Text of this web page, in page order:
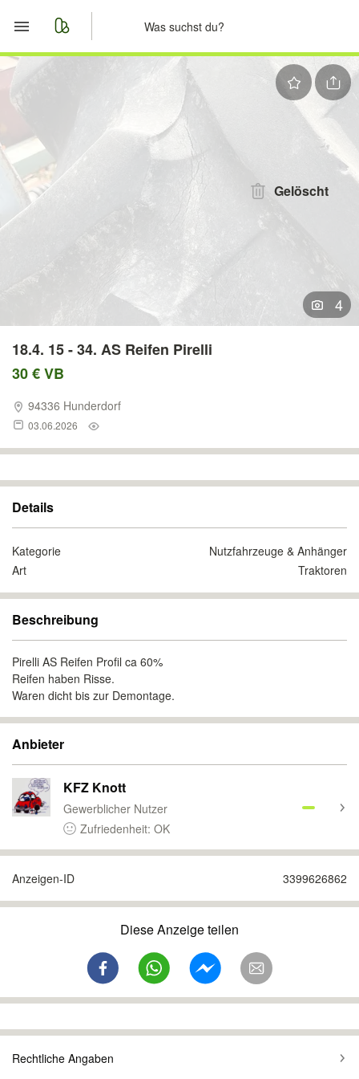
Anzeige aufgeben
Gelöscht
4
18.4. 15 - 34. AS Reifen Pirelli
30 € VB
94336 Hunderdorf
03.06.2026
Details
Kategorie
Nutzfahrzeuge & Anhänger
Art
Traktoren
Beschreibung
Pirelli AS Reifen Profil ca 60%
Reifen haben Risse.
Waren dicht bis zur Demontage.
Anbieter
KFZ Knott
Gewerblicher Nutzer
Zufriedenheit: OK
Anzeigen-ID 3399626862
Diese Anzeige teilen
Rechtliche Angaben